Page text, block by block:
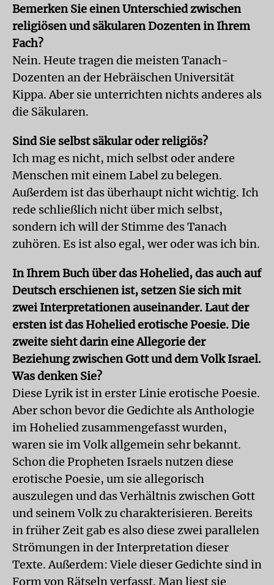
Bemerken Sie einen Unterschied zwischen
religiösen und säkularen Dozenten in Ihrem
Fach?
Nein. Heute tragen die meisten Tanach-
Dozenten an der Hebräischen Universität
Kippa. Aber sie unterrichten nichts anderes als
die Säkularen.
Sind Sie selbst säkular oder religiös?
Ich mag es nicht, mich selbst oder andere
Menschen mit einem Label zu belegen.
Außerdem ist das überhaupt nicht wichtig. Ich
rede schließlich nicht über mich selbst,
sondern ich will der Stimme des Tanach
zuhören. Es ist also egal, wer oder was ich bin.
In Ihrem Buch über das Hohelied, das auch auf
Deutsch erschienen ist, setzen Sie sich mit
zwei Interpretationen auseinander. Laut der
ersten ist das Hohelied erotische Poesie. Die
zweite sieht darin eine Allegorie der
Beziehung zwischen Gott und dem Volk Israel.
Was denken Sie?
Diese Lyrik ist in erster Linie erotische Poesie.
Aber schon bevor die Gedichte als Anthologie
im Hohelied zusammengefasst wurden,
waren sie im Volk allgemein sehr bekannt.
Schon die Propheten Israels nutzen diese
erotische Poesie, um sie allegorisch
auszulegen und das Verhältnis zwischen Gott
und seinem Volk zu charakterisieren. Bereits
in früher Zeit gab es also diese zwei parallelen
Strömungen in der Interpretation dieser
Texte. Außerdem: Viele dieser Gedichte sind in
Form von Rätseln verfasst. Man liest sie